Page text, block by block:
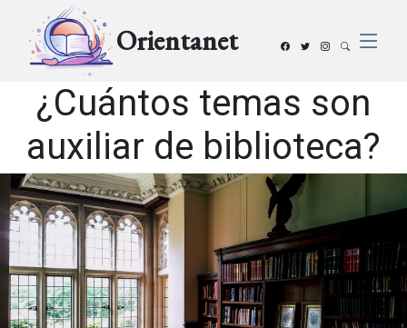
Orientanet
¿Cuántos temas son
auxiliar de biblioteca?